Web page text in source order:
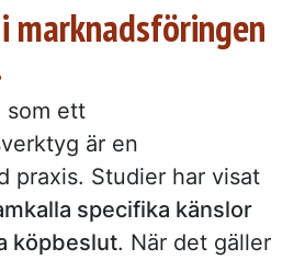
marknadsföringen
som ett
är en
praxis. Studier har visat
specifika känslor
köpbeslut. När det gäller